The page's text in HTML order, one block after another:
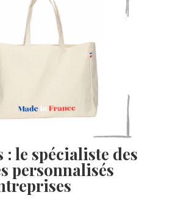
: le spécialiste des
personnalisés